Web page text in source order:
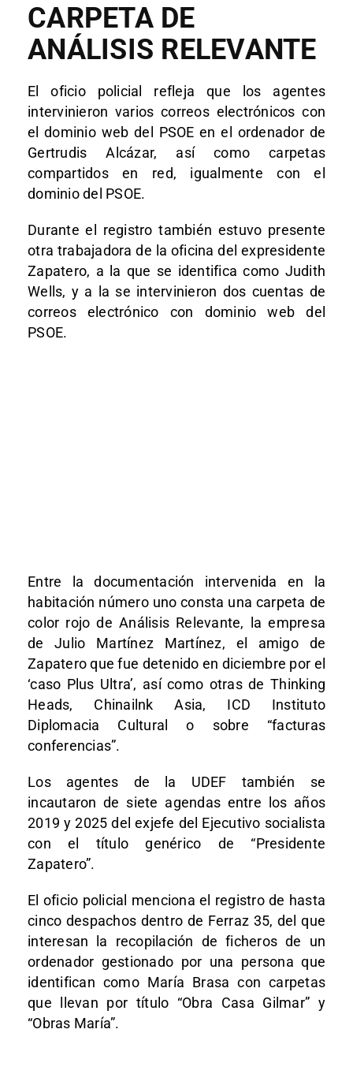
CARPETA DE
ANÁLISIS RELEVANTE
El oficio policial refleja que los agentes
intervinieron varios correos electrónicos con
el dominio web del PSOE en el ordenador de
Gertrudis Alcázar, así como carpetas
compartidos en red, igualmente con el
dominio del PSOE.
Durante el registro también estuvo presente
otra trabajadora de la oficina del expresidente
Zapatero, a la que se identifica como Judith
Wells, y a la se intervinieron dos cuentas de
correos electrónico con dominio web del
PSOE.
Entre la documentación intervenida en la
habitación número uno consta una carpeta de
color rojo de Análisis Relevante, la empresa
de Julio Martínez Martínez, el amigo de
Zapatero que fue detenido en diciembre por el
‘caso Plus Ultra’, así como otras de Thinking
Heads, Chinailnk Asia, ICD Instituto
Diplomacia Cultural o sobre “facturas
conferencias”.
Los agentes de la UDEF también se
incautaron de siete agendas entre los años
2019 y 2025 del exjefe del Ejecutivo socialista
con el título genérico de “Presidente
Zapatero”.
El oficio policial menciona el registro de hasta
cinco despachos dentro de Ferraz 35, del que
interesan la recopilación de ficheros de un
ordenador gestionado por una persona que
identifican como María Brasa con carpetas
que llevan por título “Obra Casa Gilmar” y
“Obras María”.